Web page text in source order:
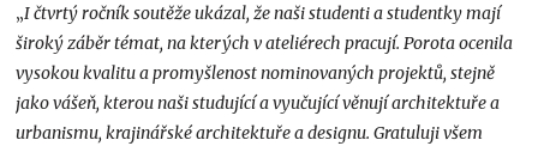
„I čtvrtý ročník soutěže ukázal, že naši studenti a studentky mají
široký záběr témat, na kterých v ateliérech pracují. Porota ocenila
vysokou kvalitu a promyšlenost nominovaných projektů, stejně
jako vášeň, kterou naši studující a vyučující věnují architektuře a
urbanismu, krajinářské architektuře a designu. Gratuluji všem